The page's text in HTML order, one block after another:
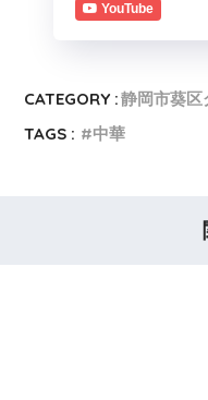
YouTube
CATEGORY :静岡市葵区
TAGS :
中華